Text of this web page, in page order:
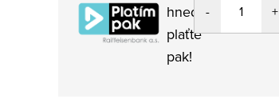
hned,
plaťte
pak!